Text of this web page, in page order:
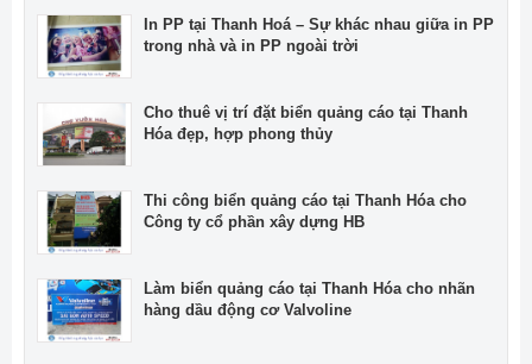
In PP tại Thanh Hoá – Sự khác nhau giữa in PP
trong nhà và in PP ngoài trời
Cho thuê vị trí đặt biển quảng cáo tại Thanh
Hóa đẹp, hợp phong thủy
Thi công biển quảng cáo tại Thanh Hóa cho
Công ty cổ phần xây dựng HB
Làm biển quảng cáo tại Thanh Hóa cho nhãn
hàng dầu động cơ Valvoline